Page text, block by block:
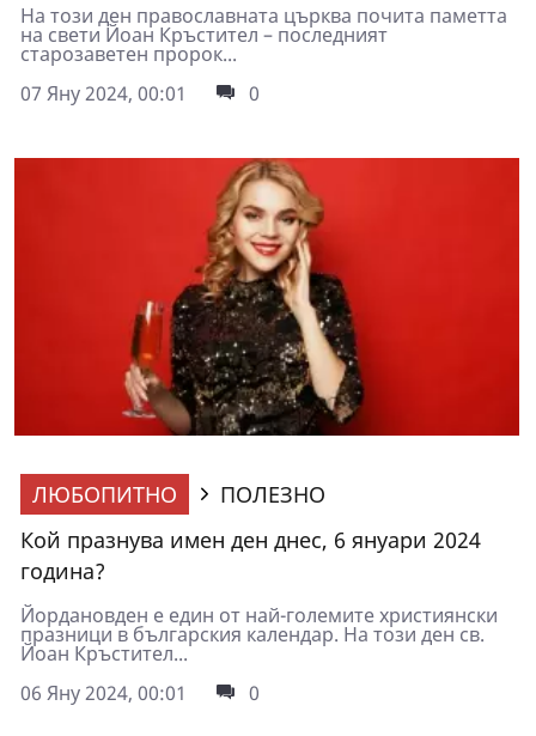
На този ден православната църква почита паметта
на свети Йоан Кръстител – последният
старозаветен пророк...
07 Яну 2024, 00:01
0
ЛЮБОПИТНО
ПОЛЕЗНО
Кой празнува имен ден днес, 6 януари 2024
година?
Йордановден е един от най-големите християнски
празници в българския календар. На този ден св.
Йоан Кръстител...
06 Яну 2024, 00:01
0